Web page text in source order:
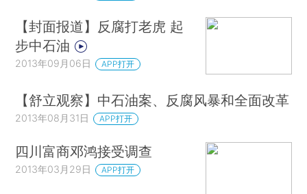
【封面报道】反腐打老虎 起
步中石油
2013年09月06日 APP打开
【舒立观察】中石油案、反腐风暴和全面改革
2013年08月31日 APP打开
四川富商邓鸿接受调查
2013年03月29日 APP打开